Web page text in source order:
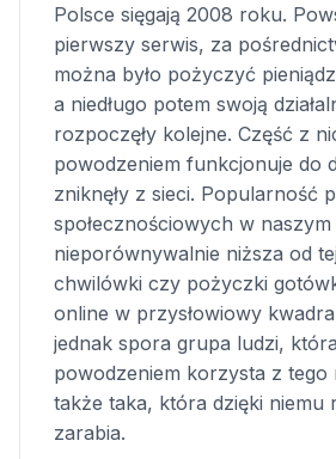
Polsce sięgają 2008 roku.
pierwszy serwis, za
można było pożyczyć
a niedługo potem swoją
rozpoczęły kolejne. Część z
powodzeniem funkcjonuje do
zniknęły z sieci. Popularność
społecznościowych w
nieporównywalnie niższa od
chwilówki czy pożyczki
online w przysłowiowy
jednak spora grupa ludzi,
powodzeniem korzysta z tego
także taka, która dzięki niemu
zarabia.